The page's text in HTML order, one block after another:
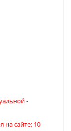
-
на сайте: 10